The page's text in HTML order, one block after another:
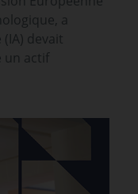
a
devait
un actif